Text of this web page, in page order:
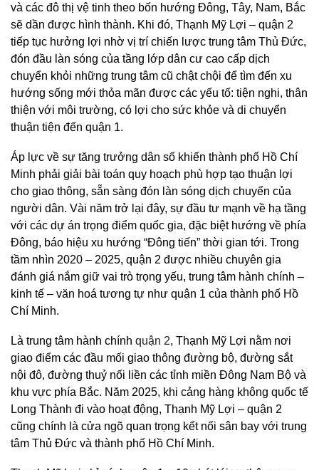
và các đô thị vệ tinh theo bốn hướng Đông, Tây, Nam, Bắc
sẽ dần được hình thành. Khi đó, Thạnh Mỹ Lợi – quận 2
tiếp tục hưởng lợi nhờ vị trí chiến lược trung tâm Thủ Đức,
đón đầu làn sóng của tầng lớp dân cư cao cấp dịch
chuyển khỏi những trung tâm cũ chật chội để tìm đến xu
hướng sống mới thỏa mãn được các yếu tố: tiện nghi, thân
thiện với môi trường, có lợi cho sức khỏe và di chuyển
thuận tiện đến quận 1.
Áp lực về sự tăng trưởng dân số khiến thành phố Hồ Chí
Minh phải giải bài toán quy hoạch phù hợp tạo thuận lợi
cho giao thông, sẵn sàng đón làn sóng dịch chuyển của
người dân. Vài năm trở lại đây, sự đầu tư mạnh về hạ tầng
với các dự án trọng điểm quốc gia, đặc biệt hướng về phía
Đông, báo hiệu xu hướng “Đông tiến” thời gian tới. Trong
tầm nhìn 2020 – 2025, quận 2 được nhiều chuyên gia
đánh giá nắm giữ vai trò trọng yếu, trung tâm hành chính –
kinh tế – văn hoá tương tự như quận 1 của thành phố Hồ
Chí Minh.
Là trung tâm hành chính quận 2, Thạnh Mỹ Lợi nằm nơi
giao điểm các đầu mối giao thông đường bộ, đường sắt
nội đô, đường thuỷ nối liền các tỉnh miền Đông Nam Bộ và
khu vực phía Bắc. Năm 2025, khi cảng hàng không quốc tế
Long Thành đi vào hoạt động, Thạnh Mỹ Lợi – quận 2
cũng chính là cửa ngõ quan trọng kết nối sân bay với trung
tâm Thủ Đức và thành phố Hồ Chí Minh.